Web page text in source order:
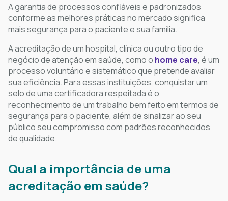
A garantia de processos confiáveis e padronizados
conforme as melhores práticas no mercado significa
mais segurança para o paciente e sua família.
A acreditação de um hospital, clínica ou outro tipo de
negócio de atenção em saúde, como o home care, é um
processo voluntário e sistemático que pretende avaliar
sua eficiência. Para essas instituições, conquistar um
selo de uma certificadora respeitada é o
reconhecimento de um trabalho bem feito em termos de
segurança para o paciente, além de sinalizar ao seu
público seu compromisso com padrões reconhecidos
de qualidade.
Qual a importância de uma
acreditação em saúde?